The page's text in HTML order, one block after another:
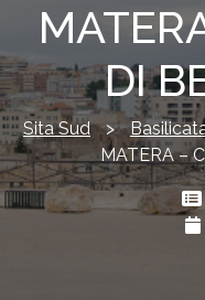
DI
Sita Sud >
MATERA –